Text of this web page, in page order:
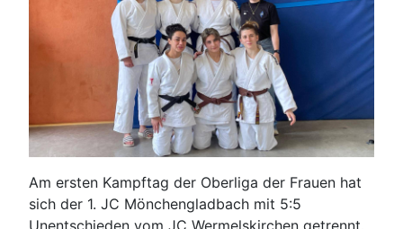
Am ersten Kampftag der Oberliga der Frauen hat
sich der 1. JC Mönchengladbach mit 5:5